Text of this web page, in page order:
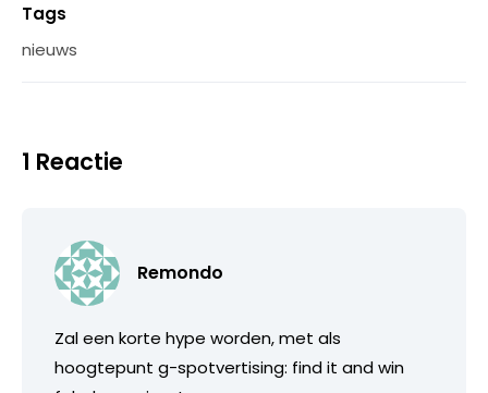
Tags
nieuws
1 Reactie
Remondo
Zal een korte hype worden, met als
hoogtepunt g-spotvertising: find it and win